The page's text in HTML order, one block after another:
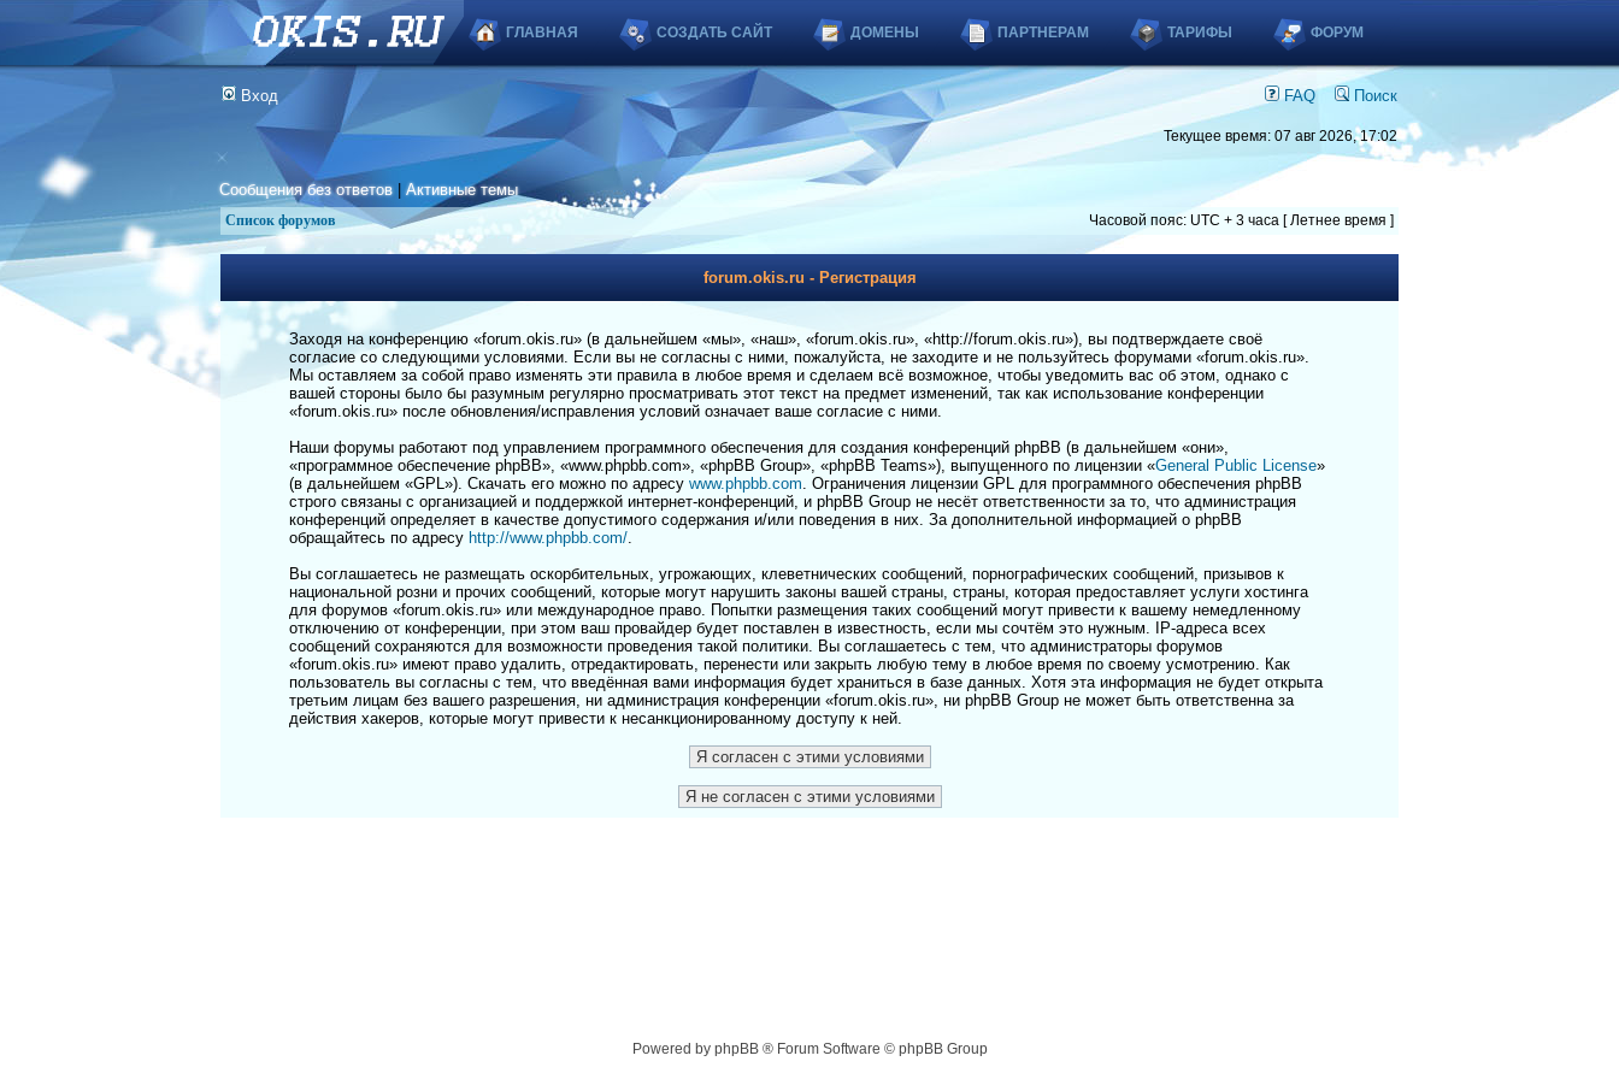
ГЛАВНАЯ СОЗДАТЬ САЙТ ДОМЕНЫ ПАРТНЕРАМ ТАРИФЫ ФОРУМ
Вход FAQ Поиск
Текущее время: 07 авг 2026, 17:02
Сообщения без ответов |Активные темы
Список форумов Часовой пояс: UTC + 3 часа [ Летнее время ]
forum.okis.ru - Регистрация
Заходя на конференцию «forum.okis.ru» (в дальнейшем «мы», «наш», «forum.okis.ru», «http://forum.okis.ru»), вы подтверждаете своё
согласие со следующими условиями. Если вы не согласны с ними, пожалуйста, не заходите и не пользуйтесь форумами «forum.okis.ru».
Мы оставляем за собой право изменять эти правила в любое время и сделаем всё возможное, чтобы уведомить вас об этом, однако с
вашей стороны было бы разумным регулярно просматривать этот текст на предмет изменений, так как использование конференции
«forum.okis.ru» после обновления/исправления условий означает ваше согласие с ними.
Наши форумы работают под управлением программного обеспечения для создания конференций phpBB (в дальнейшем «они»,
«программное обеспечение phpBB», «www.phpbb.com», «phpBB Group», «phpBB Teams»), выпущенного по лицензии «General Public License»
(в дальнейшем «GPL»). Скачать его можно по адресу www.phpbb.com. Ограничения лицензии GPL для программного обеспечения phpBB
строго связаны с организацией и поддержкой интернет-конференций, и phpBB Group не несёт ответственности за то, что администрация
конференций определяет в качестве допустимого содержания и/или поведения в них. За дополнительной информацией о phpBB
обращайтесь по адресу http://www.phpbb.com/.
Вы соглашаетесь не размещать оскорбительных, угрожающих, клеветнических сообщений, порнографических сообщений, призывов к
национальной розни и прочих сообщений, которые могут нарушить законы вашей страны, страны, которая предоставляет услуги хостинга
для форумов «forum.okis.ru» или международное право. Попытки размещения таких сообщений могут привести к вашему немедленному
отключению от конференции, при этом ваш провайдер будет поставлен в известность, если мы сочтём это нужным. IP-адреса всех
сообщений сохраняются для возможности проведения такой политики. Вы соглашаетесь с тем, что администраторы форумов
«forum.okis.ru» имеют право удалить, отредактировать, перенести или закрыть любую тему в любое время по своему усмотрению. Как
пользователь вы согласны с тем, что введённая вами информация будет храниться в базе данных. Хотя эта информация не будет открыта
третьим лицам без вашего разрешения, ни администрация конференции «forum.okis.ru», ни phpBB Group не может быть ответственна за
действия хакеров, которые могут привести к несанкционированному доступу к ней.
Powered by phpBB ® Forum Software © phpBB Group